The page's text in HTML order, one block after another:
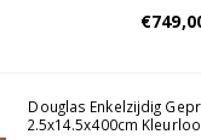
Douglas Enkelzijdig
2.5x14.5x400cm